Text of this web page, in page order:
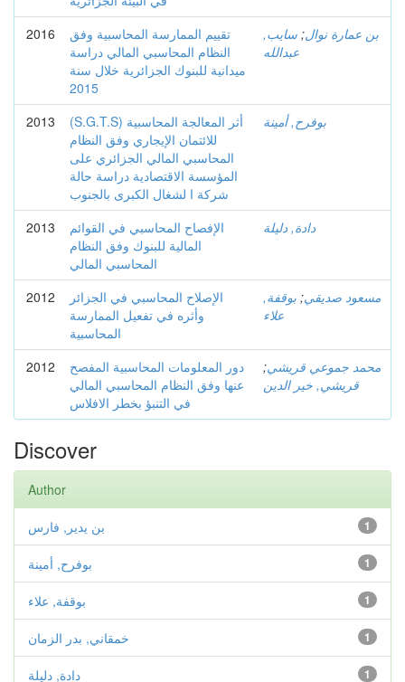
2016
تقييم الممارسة المحاسبية وفق
النظام المحاسبي المالي دراسة
ميدانية للبنوك الجزائرية خلال سنة
2015
بن عمارة نوال; سايب,
عبدالله
2013
(S.G.T.S) أثر المعالجة المحاسبية
للائتمان الإيجاري وفق النظام
المحاسبي المالي الجزائري على
المؤسسة الاقتصادية دراسة حالة
شركة ا لشغال الكبرى بالجنوب
بوفرح, أمينة
2013
الإفصاح المحاسبي في القوائم
المالية للبنوك وفق النظام
المحاسبي المالي
دادة, دليلة
2012
الإصلاح المحاسبي في الجزائر
وأثره في تفعيل الممارسة
المحاسبية
مسعود صديقي; بوقفة,
علاء
2012
دور المعلومات المحاسبية المفصح
عنها وفق النظام المحاسبي المالي
في التنبؤ بخطر الافلاس
محمد جموعي قريشي;
قريشي, خير الدين
Discover
Author
1 بن يدير, فارس
1 بوفرح, أمينة
1 بوقفة, علاء
1 خمقاني, بدر الزمان
1 دادة, دليلة